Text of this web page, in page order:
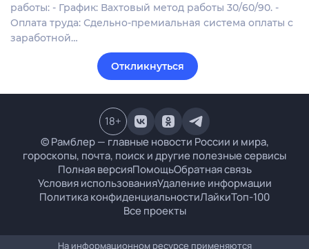
работы: - График: Вахтовый метод работы 30/60/90. -
Оплата труда: Сдельно-премиальная система оплаты с
заработной…
Откликнуться
© Рамблер — главные новости России и мира,
гороскопы, почта, поиск и другие полезные сервисы
Полная версияПомощьОбратная связь
Условия использованияУдаление информации
Политика конфиденциальностиЛайкиТоп-100
Все проекты
18+
На информационном ресурсе применяются